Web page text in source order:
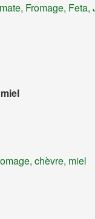
Fromage, Feta,
chèvre, miel